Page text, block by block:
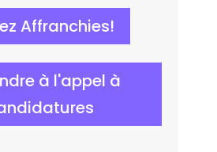
Affranchies!
à l'appel à